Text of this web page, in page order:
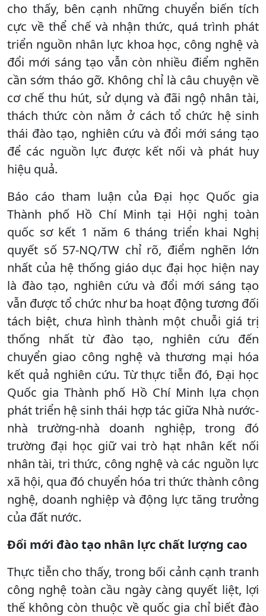
cho thấy, bên cạnh những chuyển biến tích
cực về thể chế và nhận thức, quá trình phát
triển nguồn nhân lực khoa học, công nghệ và
đổi mới sáng tạo vẫn còn nhiều điểm nghẽn
cần sớm tháo gỡ. Không chỉ là câu chuyện về
cơ chế thu hút, sử dụng và đãi ngộ nhân tài,
thách thức còn nằm ở cách tổ chức hệ sinh
thái đào tạo, nghiên cứu và đổi mới sáng tạo
để các nguồn lực được kết nối và phát huy
hiệu quả.
Báo cáo tham luận của Đại học Quốc gia
Thành phố Hồ Chí Minh tại Hội nghị toàn
quốc sơ kết 1 năm 6 tháng triển khai Nghị
quyết số 57-NQ/TW chỉ rõ, điểm nghẽn lớn
nhất của hệ thống giáo dục đại học hiện nay
là đào tạo, nghiên cứu và đổi mới sáng tạo
vẫn được tổ chức như ba hoạt động tương đối
tách biệt, chưa hình thành một chuỗi giá trị
thống nhất từ đào tạo, nghiên cứu đến
chuyển giao công nghệ và thương mại hóa
kết quả nghiên cứu. Từ thực tiễn đó, Đại học
Quốc gia Thành phố Hồ Chí Minh lựa chọn
phát triển hệ sinh thái hợp tác giữa Nhà nước-
nhà trường-nhà doanh nghiệp, trong đó
trường đại học giữ vai trò hạt nhân kết nối
nhân tài, tri thức, công nghệ và các nguồn lực
xã hội, qua đó chuyển hóa tri thức thành công
nghệ, doanh nghiệp và động lực tăng trưởng
của đất nước.
Đổi mới đào tạo nhân lực chất lượng cao
Thực tiễn cho thấy, trong bối cảnh cạnh tranh
công nghệ toàn cầu ngày càng quyết liệt, lợi
thế không còn thuộc về quốc gia chỉ biết đào